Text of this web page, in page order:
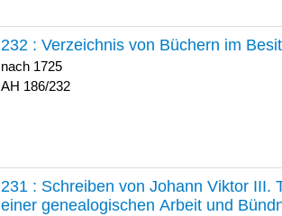
232 : Verzeichnis von Büchern im
nach 1725
186/232
231 : Schreiben von Johann Viktor III.
einer genealogischen Arbeit und